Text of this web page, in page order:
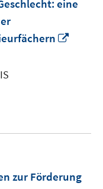
eine
zur Förderung